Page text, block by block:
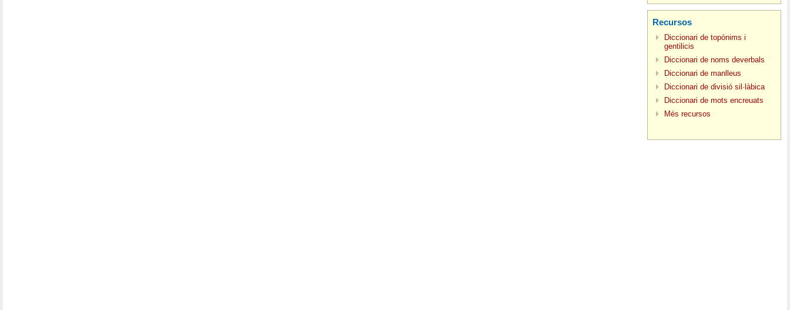
Recursos
Diccionari de topònims i
gentilicis
Diccionari de noms deverbals
Diccionari de manlleus
Diccionari de divisió sil·làbica
Diccionari de mots encreuats
Més recursos